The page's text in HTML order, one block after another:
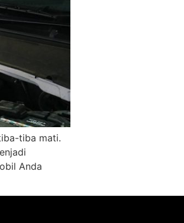
tiba mati.
Anda